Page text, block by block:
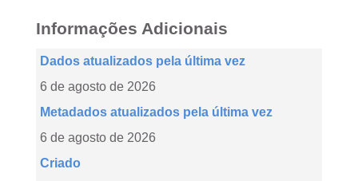
Informações Adicionais
Dados atualizados pela última vez
6 de agosto de 2026
Metadados atualizados pela última vez
6 de agosto de 2026
Criado